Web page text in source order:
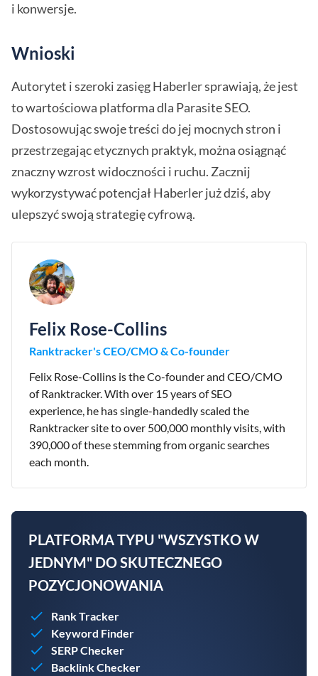
i konwersje.
Wnioski
Autorytet i szeroki zasięg Haberler sprawiają, że jest
to wartościowa platforma dla Parasite SEO.
Dostosowując swoje treści do jej mocnych stron i
przestrzegając etycznych praktyk, można osiągnąć
znaczny wzrost widoczności i ruchu. Zacznij
wykorzystywać potencjał Haberler już dziś, aby
ulepszyć swoją strategię cyfrową.
Felix Rose-Collins
Ranktracker's CEO/CMO & Co-founder
Felix Rose-Collins is the Co-founder and CEO/CMO
of Ranktracker. With over 15 years of SEO
experience, he has single-handedly scaled the
Ranktracker site to over 500,000 monthly visits, with
390,000 of these stemming from organic searches
each month.
PLATFORMA TYPU "WSZYSTKO W
JEDNYM" DO SKUTECZNEGO
POZYCJONOWANIA
Rank Tracker
Keyword Finder
SERP Checker
Backlink Checker